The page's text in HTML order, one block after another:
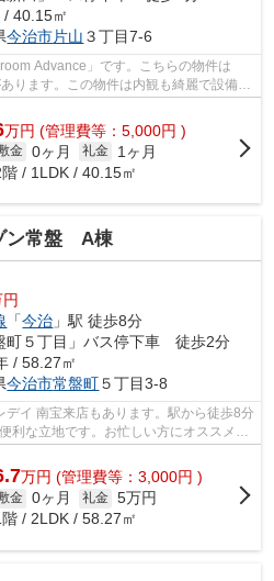
/ 40.15㎡
今治市片山 ３丁目7-6
Advance」です。こちらの物件は
ります。この物件は内観も綺麗で設備も
す。こち...
万円 (管理費等：5,000円 )
金 0ヶ月 礼金
1ヶ月
階 / 1LDK / 40.15㎡
ン常盤 A棟
「今治 」駅 徒歩8分
町５丁目」バス停下車 徒歩2分
/ 58.27㎡
今治市常盤町５丁目3-8
イ 南宝来店もあります。駅から徒歩8分
利な立地です。お忙しい方にオススメ、
。...
万円 (管理費等：3,000円 )
金 0ヶ月 礼金 5万円
階 / 2LDK / 58.27㎡